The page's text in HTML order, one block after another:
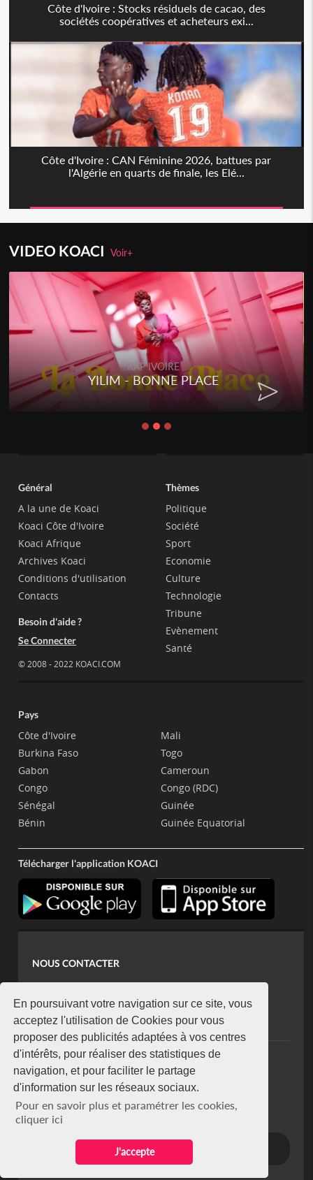
En poursuivant votre navigation sur ce site, vous
acceptez l'utilisation de Cookies pour vous
proposer des publicités adaptées à vos centres
d'intérêts, pour réaliser des statistiques de
navigation, et pour faciliter le partage
d'information sur les réseaux sociaux.
Pour en savoir plus et paramétrer les cookies,
cliquer ici
J'accepte
Côte d'Ivoire : Stocks résiduels de cacao, des
sociétés coopératives et acheteurs exi...
Côte d'Ivoire : CAN Féminine 2026, battues par
l'Algérie en quarts de finale, les Elé...
VIDEO KOACIVoir+
RAP IVOIRE
YILIM - BONNE PLACE
Général
A la une de Koaci
Koaci Côte d'Ivoire
Koaci Afrique
Archives Koaci
Conditions d'utilisation
Contacts
Besoin d'aide ?
Se Connecter
© 2008 - 2022 KOACI.COM
Thèmes
Politique
Société
Sport
Economie
Culture
Technologie
Tribune
Evènement
Santé
Pays
Côte d'Ivoire
Burkina Faso
Gabon
Congo
Sénégal
Bénin
Mali
Togo
Cameroun
Congo (RDC)
Guinée
Guinée Equatorial
Télécharger l'application KOACI
NOUS CONTACTER
koaci@yahoo.fr
+225 07 08 85 52 93
NEWSLETTER
Restez connecté via notre newsletter
S'abonner
Se désabonner